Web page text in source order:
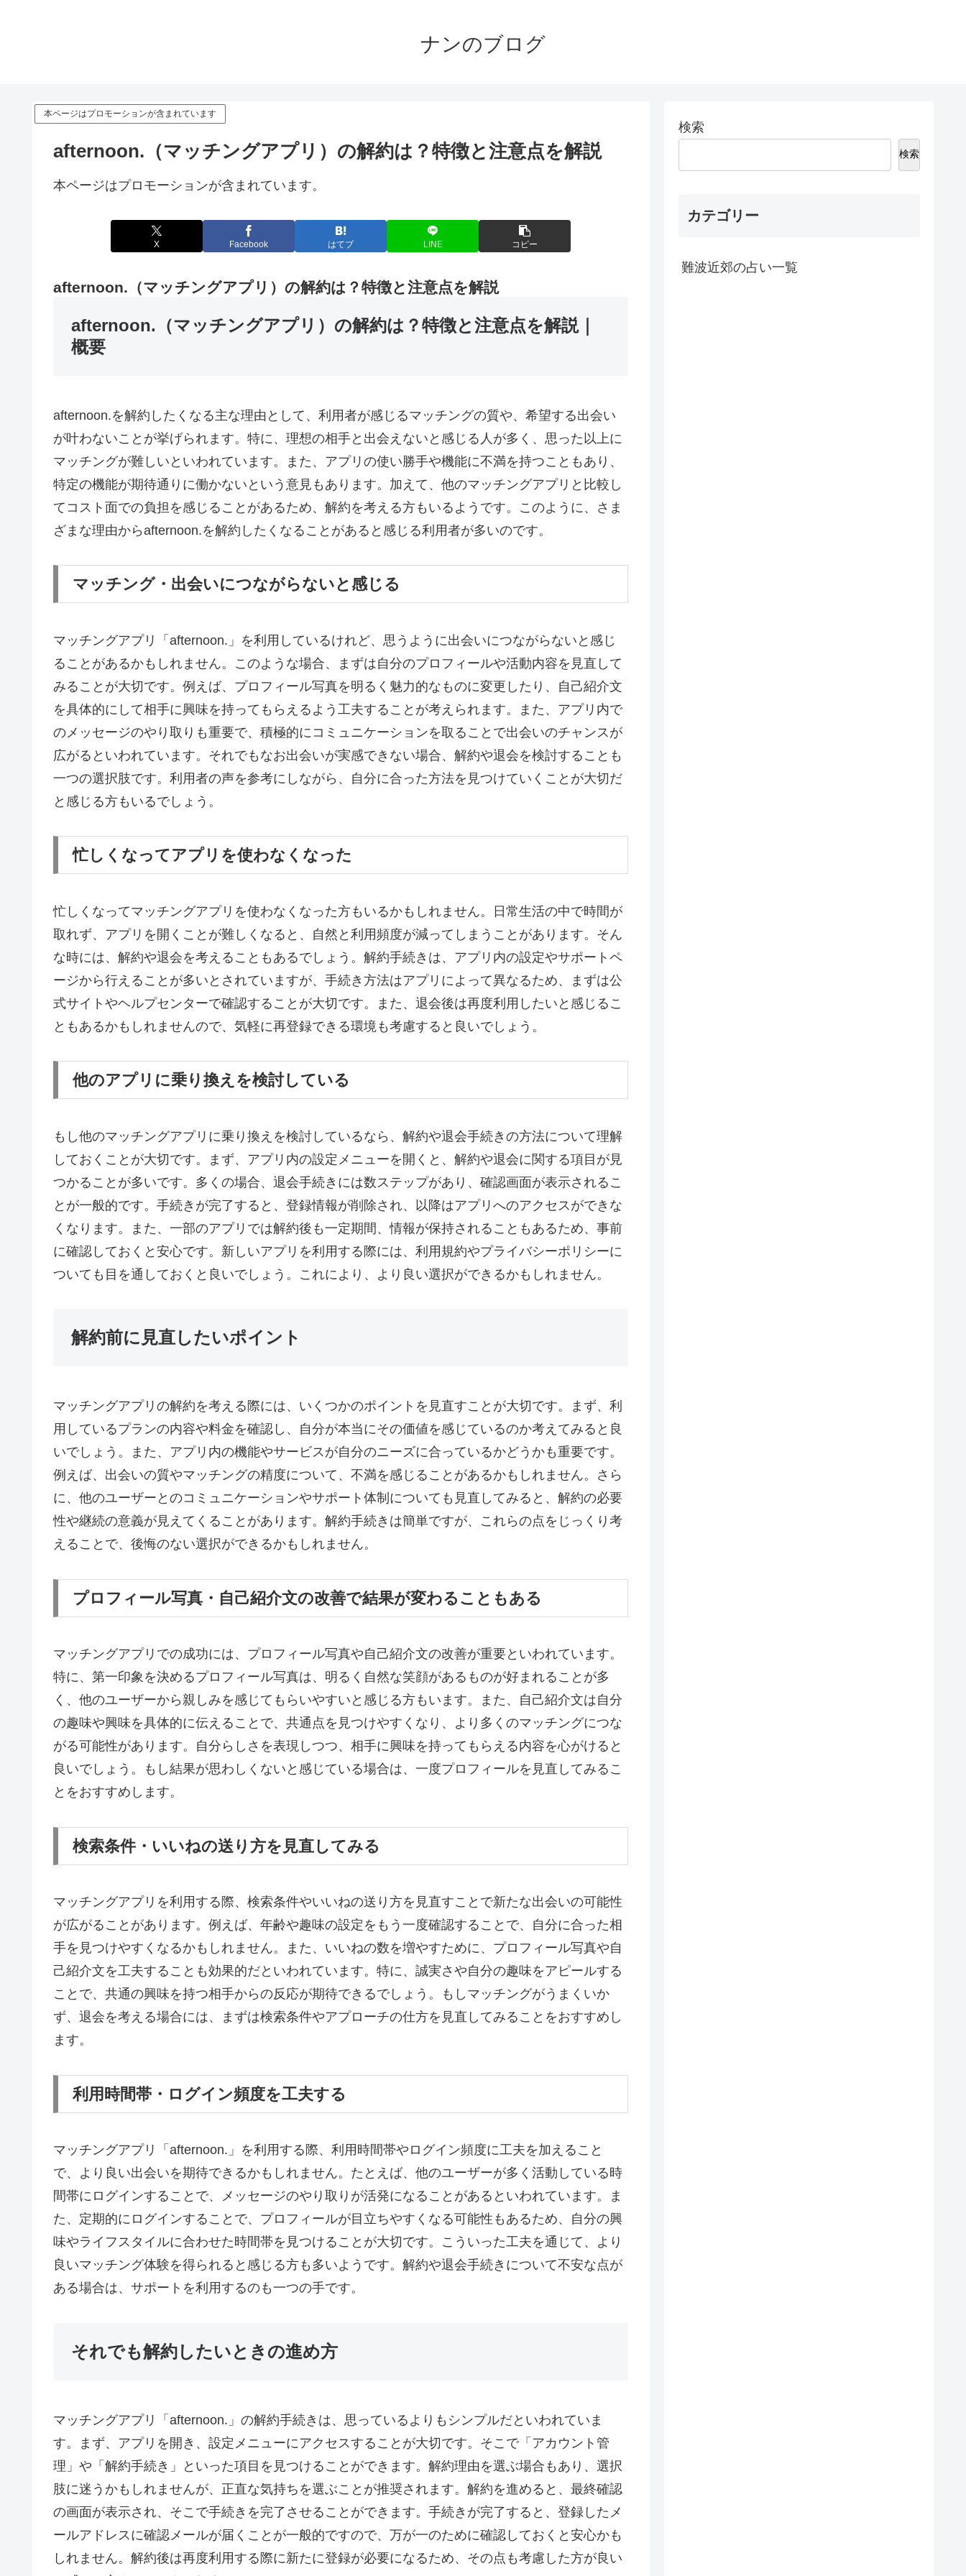
ナンのブログ
本ページはプロモーションが含まれています
afternoon.（マッチングアプリ）の解約は？特徴と注意点を解説
本ページはプロモーションが含まれています。
X Facebook はてブ LINE コピー
afternoon.（マッチングアプリ）の解約は？特徴と注意点を解説
afternoon.（マッチングアプリ）の解約は？特徴と注意点を解説｜
概要
afternoon.を解約したくなる主な理由として、利用者が感じるマッチングの質や、希望する出会い
が叶わないことが挙げられます。特に、理想の相手と出会えないと感じる人が多く、思った以上に
マッチングが難しいといわれています。また、アプリの使い勝手や機能に不満を持つこともあり、
特定の機能が期待通りに働かないという意見もあります。加えて、他のマッチングアプリと比較し
てコスト面での負担を感じることがあるため、解約を考える方もいるようです。このように、さま
ざまな理由からafternoon.を解約したくなることがあると感じる利用者が多いのです。
マッチング・出会いにつながらないと感じる
マッチングアプリ「afternoon.」を利用しているけれど、思うように出会いにつながらないと感じ
ることがあるかもしれません。このような場合、まずは自分のプロフィールや活動内容を見直して
みることが大切です。例えば、プロフィール写真を明るく魅力的なものに変更したり、自己紹介文
を具体的にして相手に興味を持ってもらえるよう工夫することが考えられます。また、アプリ内で
のメッセージのやり取りも重要で、積極的にコミュニケーションを取ることで出会いのチャンスが
広がるといわれています。それでもなお出会いが実感できない場合、解約や退会を検討することも
一つの選択肢です。利用者の声を参考にしながら、自分に合った方法を見つけていくことが大切だ
と感じる方もいるでしょう。
忙しくなってアプリを使わなくなった
忙しくなってマッチングアプリを使わなくなった方もいるかもしれません。日常生活の中で時間が
取れず、アプリを開くことが難しくなると、自然と利用頻度が減ってしまうことがあります。そん
な時には、解約や退会を考えることもあるでしょう。解約手続きは、アプリ内の設定やサポートペ
ージから行えることが多いとされていますが、手続き方法はアプリによって異なるため、まずは公
式サイトやヘルプセンターで確認することが大切です。また、退会後は再度利用したいと感じるこ
ともあるかもしれませんので、気軽に再登録できる環境も考慮すると良いでしょう。
他のアプリに乗り換えを検討している
もし他のマッチングアプリに乗り換えを検討しているなら、解約や退会手続きの方法について理解
しておくことが大切です。まず、アプリ内の設定メニューを開くと、解約や退会に関する項目が見
つかることが多いです。多くの場合、退会手続きには数ステップがあり、確認画面が表示されるこ
とが一般的です。手続きが完了すると、登録情報が削除され、以降はアプリへのアクセスができな
くなります。また、一部のアプリでは解約後も一定期間、情報が保持されることもあるため、事前
に確認しておくと安心です。新しいアプリを利用する際には、利用規約やプライバシーポリシーに
ついても目を通しておくと良いでしょう。これにより、より良い選択ができるかもしれません。
解約前に見直したいポイント
マッチングアプリの解約を考える際には、いくつかのポイントを見直すことが大切です。まず、利
用しているプランの内容や料金を確認し、自分が本当にその価値を感じているのか考えてみると良
いでしょう。また、アプリ内の機能やサービスが自分のニーズに合っているかどうかも重要です。
例えば、出会いの質やマッチングの精度について、不満を感じることがあるかもしれません。さら
に、他のユーザーとのコミュニケーションやサポート体制についても見直してみると、解約の必要
性や継続の意義が見えてくることがあります。解約手続きは簡単ですが、これらの点をじっくり考
えることで、後悔のない選択ができるかもしれません。
プロフィール写真・自己紹介文の改善で結果が変わることもある
マッチングアプリでの成功には、プロフィール写真や自己紹介文の改善が重要といわれています。
特に、第一印象を決めるプロフィール写真は、明るく自然な笑顔があるものが好まれることが多
く、他のユーザーから親しみを感じてもらいやすいと感じる方もいます。また、自己紹介文は自分
の趣味や興味を具体的に伝えることで、共通点を見つけやすくなり、より多くのマッチングにつな
がる可能性があります。自分らしさを表現しつつ、相手に興味を持ってもらえる内容を心がけると
良いでしょう。もし結果が思わしくないと感じている場合は、一度プロフィールを見直してみるこ
とをおすすめします。
検索条件・いいねの送り方を見直してみる
マッチングアプリを利用する際、検索条件やいいねの送り方を見直すことで新たな出会いの可能性
が広がることがあります。例えば、年齢や趣味の設定をもう一度確認することで、自分に合った相
手を見つけやすくなるかもしれません。また、いいねの数を増やすために、プロフィール写真や自
己紹介文を工夫することも効果的だといわれています。特に、誠実さや自分の趣味をアピールする
ことで、共通の興味を持つ相手からの反応が期待できるでしょう。もしマッチングがうまくいか
ず、退会を考える場合には、まずは検索条件やアプローチの仕方を見直してみることをおすすめし
ます。
利用時間帯・ログイン頻度を工夫する
マッチングアプリ「afternoon.」を利用する際、利用時間帯やログイン頻度に工夫を加えること
で、より良い出会いを期待できるかもしれません。たとえば、他のユーザーが多く活動している時
間帯にログインすることで、メッセージのやり取りが活発になることがあるといわれています。ま
た、定期的にログインすることで、プロフィールが目立ちやすくなる可能性もあるため、自分の興
味やライフスタイルに合わせた時間帯を見つけることが大切です。こういった工夫を通じて、より
良いマッチング体験を得られると感じる方も多いようです。解約や退会手続きについて不安な点が
ある場合は、サポートを利用するのも一つの手です。
それでも解約したいときの進め方
マッチングアプリ「afternoon.」の解約手続きは、思っているよりもシンプルだといわれていま
す。まず、アプリを開き、設定メニューにアクセスすることが大切です。そこで「アカウント管
理」や「解約手続き」といった項目を見つけることができます。解約理由を選ぶ場合もあり、選択
肢に迷うかもしれませんが、正直な気持ちを選ぶことが推奨されます。解約を進めると、最終確認
の画面が表示され、そこで手続きを完了させることができます。手続きが完了すると、登録したメ
ールアドレスに確認メールが届くことが一般的ですので、万が一のために確認しておくと安心かも
しれません。解約後は再度利用する際に新たに登録が必要になるため、その点も考慮した方が良い
検索
検索
カテゴリー
難波近郊の占い一覧